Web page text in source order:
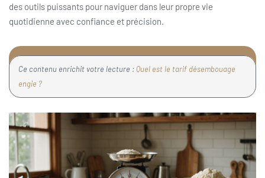
des outils puissants pour naviguer dans leur propre vie
quotidienne avec confiance et précision.
Ce contenu enrichit votre lecture : Quel est le tarif désembouage
engie ?